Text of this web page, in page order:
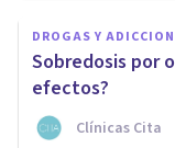
DROGAS Y
Sobredosis por
efectos?
Clínicas Cita